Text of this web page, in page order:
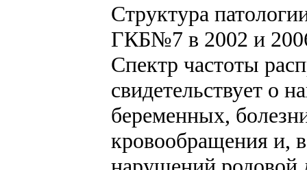
Структура
ГКБ№7 в 2002 и
Спектр частоты
свидетельствует о
беременных,
кровообращения и,